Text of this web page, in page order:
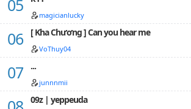
magicianlucky
[ Kha Chương ] Can you hear me
VoThuy04
...
junnnmii
09z | yeppeuda